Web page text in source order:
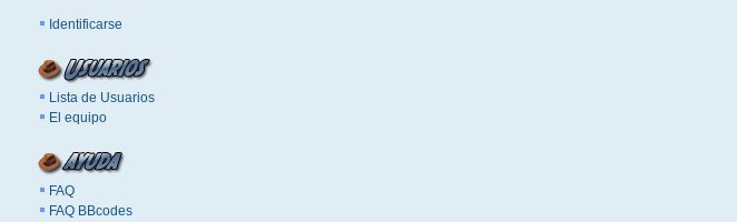
Identificarse
Lista de Usuarios
El equipo
FAQ
FAQ BBcodes